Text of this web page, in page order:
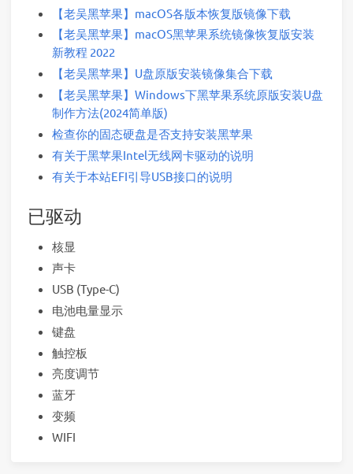
【老吴黑苹果】macOS各版本恢复版镜像下载
【老吴黑苹果】macOS黑苹果系统镜像恢复版安装
新教程 2022
【老吴黑苹果】U盘原版安装镜像集合下载
【老吴黑苹果】Windows下黑苹果系统原版安装U盘
制作方法(2024简单版)
检查你的固态硬盘是否支持安装黑苹果
有关于黑苹果Intel无线网卡驱动的说明
有关于本站EFI引导USB接口的说明
已驱动
核显
声卡
USB (Type-C)
电池电量显示
键盘
触控板
亮度调节
蓝牙
变频
WIFI